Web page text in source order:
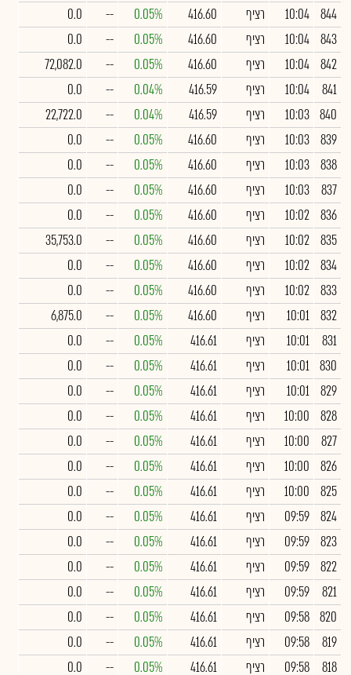
844
10:04 רציף 416.60
0.05%
--
0.0
843
10:04 רציף 416.60
0.05%
--
0.0
842
10:04 רציף 416.60
0.05%
--
72,082.0
841
10:04 רציף 416.59
0.04%
--
0.0
840
10:03 רציף 416.59
0.04%
--
22,722.0
839
10:03 רציף 416.60
0.05%
--
0.0
838
10:03 רציף 416.60
0.05%
--
0.0
837
10:03 רציף 416.60
0.05%
--
0.0
836
10:02 רציף 416.60
0.05%
--
0.0
835
10:02 רציף 416.60
0.05%
--
35,753.0
834
10:02 רציף 416.60
0.05%
--
0.0
833
10:02 רציף 416.60
0.05%
--
0.0
832
10:01 רציף 416.60
0.05%
--
6,875.0
831
10:01 רציף 416.61
0.05%
--
0.0
830
10:01 רציף 416.61
0.05%
--
0.0
829
10:01 רציף 416.61
0.05%
--
0.0
828
10:00 רציף 416.61
0.05%
--
0.0
827
10:00 רציף 416.61
0.05%
--
0.0
826
10:00 רציף 416.61
0.05%
--
0.0
825
10:00 רציף 416.61
0.05%
--
0.0
824
09:59 רציף 416.61
0.05%
--
0.0
823
09:59 רציף 416.61
0.05%
--
0.0
822
09:59 רציף 416.61
0.05%
--
0.0
821
09:59 רציף 416.61
0.05%
--
0.0
820
09:58 רציף 416.61
0.05%
--
0.0
819
09:58 רציף 416.61
0.05%
--
0.0
818
09:58 רציף 416.61
0.05%
--
0.0